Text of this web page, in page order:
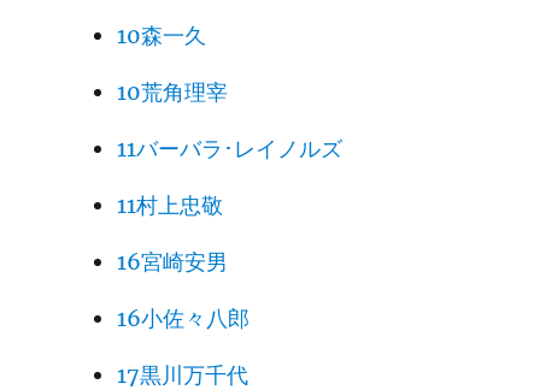
10森一久
10荒角理宰
11バーバラ･レイノルズ
11村上忠敬
16宮崎安男
16小佐々八郎
17黒川万千代